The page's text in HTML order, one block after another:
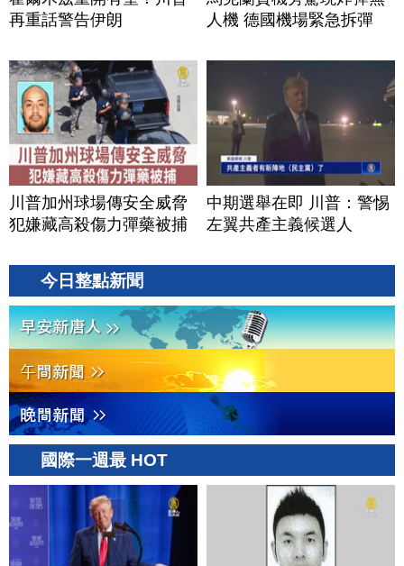
再重話警告伊朗
人機 德國機場緊急拆彈
川普加州球場傳安全威脅
犯嫌藏高殺傷力彈藥被捕
中期選舉在即 川普：警惕
左翼共產主義候選人
今日整點新聞
國際一週最 HOT